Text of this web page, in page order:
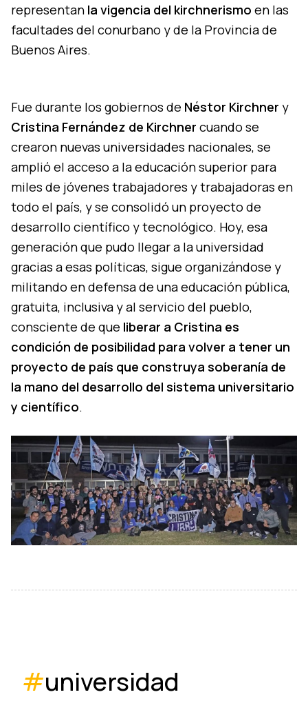
representan la vigencia del kirchnerismo en las
facultades del conurbano y de la Provincia de
Buenos Aires.
Fue durante los gobiernos de Néstor Kirchner y
Cristina Fernández de Kirchner cuando se
crearon nuevas universidades nacionales, se
amplió el acceso a la educación superior para
miles de jóvenes trabajadores y trabajadoras en
todo el país, y se consolidó un proyecto de
desarrollo científico y tecnológico. Hoy, esa
generación que pudo llegar a la universidad
gracias a esas políticas, sigue organizándose y
militando en defensa de una educación pública,
gratuita, inclusiva y al servicio del pueblo,
consciente de que liberar a Cristina es
condición de posibilidad para volver a tener un
proyecto de país que construya soberanía de
la mano del desarrollo del sistema universitario
y científico.
#universidad